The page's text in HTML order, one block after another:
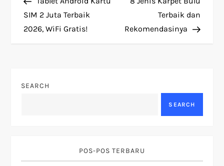
o
s
n
i
SIM 2 Juta Terbaik
2026, WiFi Gratis!
Terbaik dan
Rekomendasinya
SEARCH
SEARCH
POS-POS TERBARU